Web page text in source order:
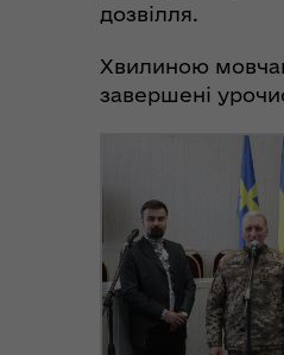
дозвілля.
Хвилиною
завершені